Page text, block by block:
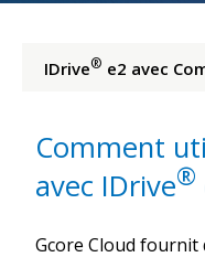
IDrive® e2 avec
Comment
avec IDrive®
Gcore Cloud fournit